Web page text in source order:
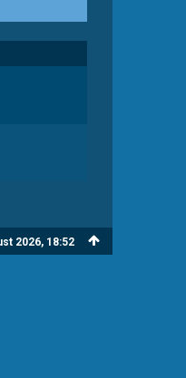
2026, 18:52